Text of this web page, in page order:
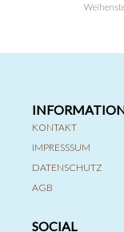
KONTAKT
IMPRESSSUM
DATENSCHUTZ
AGB
SOCIAL